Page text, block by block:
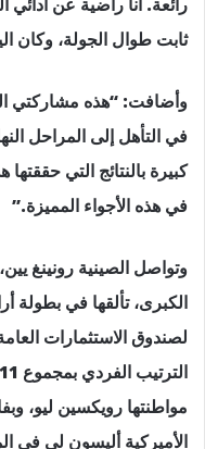
ثابت طوال الجولة، وكان
وأضافت: “هذه مشاركتي
في التأهل إلى المراحل
كبيرة بالنتائج التي
في هذه الأجواء المميزة.”
وتواصل الصينية رونينغ
الكبرى، تألقها في بطولة
لصندوق الاستثمارات
مواطنتها رويكسين ليو،
الأميركية أليسون لي في